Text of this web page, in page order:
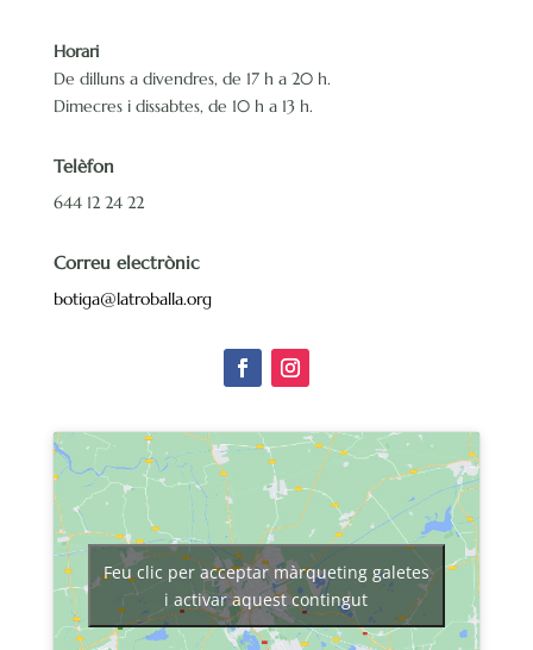
Horari
De dilluns a divendres, de 17 h a 20 h.
Dimecres i dissabtes, de 10 h a 13 h.
Telèfon
644 12 24 22
Correu electrònic
botiga@latroballa.org
Feu clic per acceptar màrqueting galetes
i activar aquest contingut